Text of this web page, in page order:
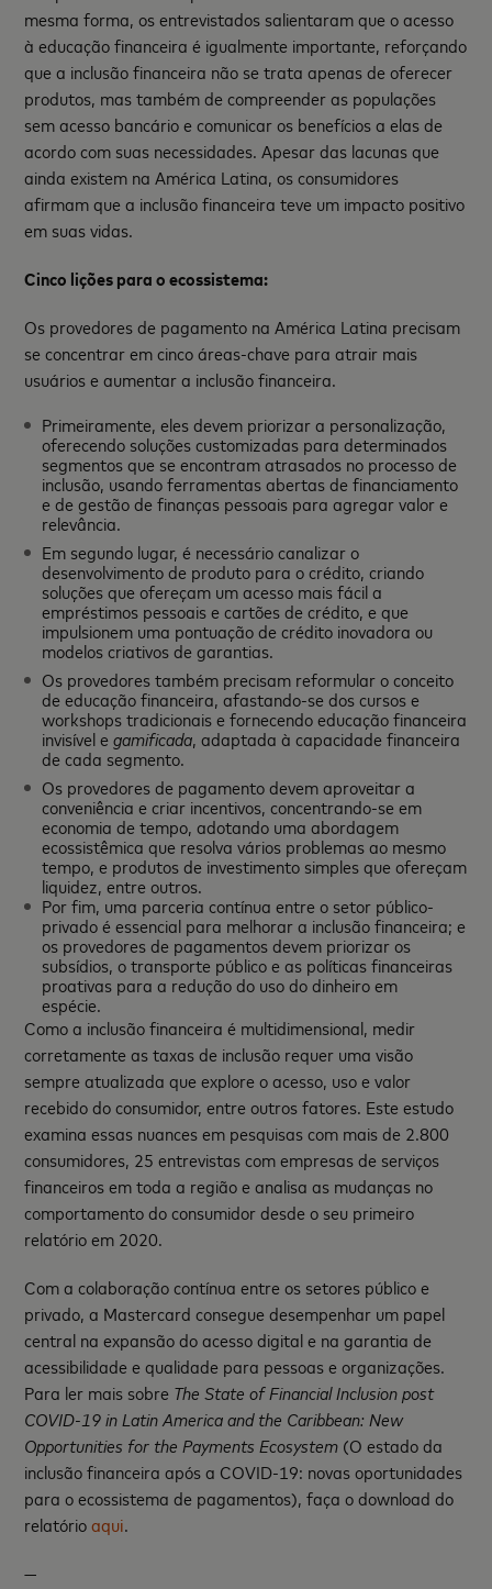
mesma forma, os entrevistados salientaram que o acesso
à educação financeira é igualmente importante, reforçando
que a inclusão financeira não se trata apenas de oferecer
produtos, mas também de compreender as populações
sem acesso bancário e comunicar os benefícios a elas de
acordo com suas necessidades. Apesar das lacunas que
ainda existem na América Latina, os consumidores
afirmam que a inclusão financeira teve um impacto positivo
em suas vidas.
Cinco lições para o ecossistema:
Os provedores de pagamento na América Latina precisam
se concentrar em cinco áreas-chave para atrair mais
usuários e aumentar a inclusão financeira.
Primeiramente, eles devem priorizar a personalização,
oferecendo soluções customizadas para determinados
segmentos que se encontram atrasados no processo de
inclusão, usando ferramentas abertas de financiamento
e de gestão de finanças pessoais para agregar valor e
relevância.
Em segundo lugar, é necessário canalizar o
desenvolvimento de produto para o crédito, criando
soluções que ofereçam um acesso mais fácil a
empréstimos pessoais e cartões de crédito, e que
impulsionem uma pontuação de crédito inovadora ou
modelos criativos de garantias.
Os provedores também precisam reformular o conceito
de educação financeira, afastando-se dos cursos e
workshops tradicionais e fornecendo educação financeira
invisível egamificada, adaptada à capacidade financeira
de cada segmento.
Os provedores de pagamento devem aproveitar a
conveniência e criar incentivos, concentrando-se em
economia de tempo, adotando uma abordagem
ecossistêmica que resolva vários problemas ao mesmo
tempo, e produtos de investimento simples que ofereçam
liquidez, entre outros.
Por fim, uma parceria contínua entre o setor público-
privado é essencial para melhorar a inclusão financeira; e
os provedores de pagamentos devem priorizar os
subsídios, o transporte público e as políticas financeiras
proativas para a redução do uso do dinheiro em
espécie.
Como a inclusão financeira é multidimensional, medir
corretamente as taxas de inclusão requer uma visão
sempre atualizada que explore o acesso, uso e valor
recebido do consumidor, entre outros fatores. Este estudo
examina essas nuances em pesquisas com mais de 2.800
consumidores, 25 entrevistas com empresas de serviços
financeiros em toda a região e analisa as mudanças no
comportamento do consumidor desde o seu primeiro
relatório em 2020.
Com a colaboração contínua entre os setores público e
privado, a Mastercard consegue desempenhar um papel
central na expansão do acesso digital e na garantia de
acessibilidade e qualidade para pessoas e organizações.
Para ler mais sobre The State of Financial Inclusion post
COVID-19 in Latin America and the Caribbean: New
Opportunities for the Payments Ecosystem (O estado da
inclusão financeira após a COVID-19: novas oportunidades
para o ecossistema de pagamentos), faça o download do
relatórioaqui.
—